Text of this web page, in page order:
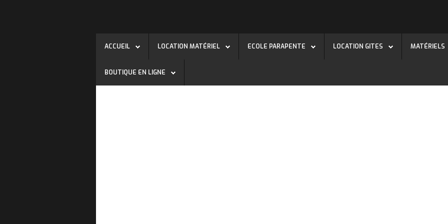
ACCUEIL LOCATION MATÉRIEL ECOLE PARAPENTE LOCATION GITES MATÉRIELS
BOUTIQUE EN LIGNE